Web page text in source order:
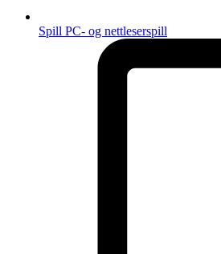
Spill PC- og nettleserspill